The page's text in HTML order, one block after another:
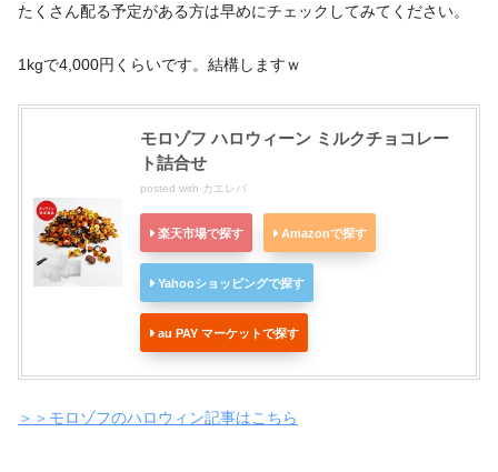
たくさん配る予定がある方は早めにチェックしてみてください。
1kgで4,000円くらいです。結構しますｗ
モロゾフ ハロウィーン ミルクチョコレー
ト詰合せ
posted with カエレバ
楽天市場で探す Amazonで探す
Yahooショッピングで探す
au PAY マーケットで探す
＞＞モロゾフのハロウィン記事はこちら